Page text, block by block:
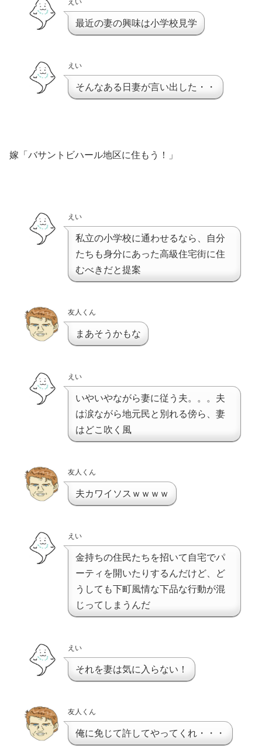
えい
最近の妻の興味は小学校見学
えい
そんなある日妻が言い出した・・
嫁「バサントビハール地区に住もう！」
えい
私立の小学校に通わせるなら、自分
たちも身分にあった高級住宅街に住
むべきだと提案
友人くん
まあそうかもな
えい
いやいやながら妻に従う夫。。。夫
は涙ながら地元民と別れる傍ら、妻
はどこ吹く風
友人くん
夫カワイソスｗｗｗｗ
えい
金持ちの住民たちを招いて自宅でパ
ーティを開いたりするんだけど、ど
うしても下町風情な下品な行動が混
じってしまうんだ
えい
それを妻は気に入らない！
友人くん
俺に免じて許してやってくれ・・・